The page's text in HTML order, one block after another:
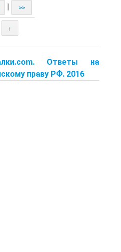
>>
↑
Ответы на
праву РФ. 2016